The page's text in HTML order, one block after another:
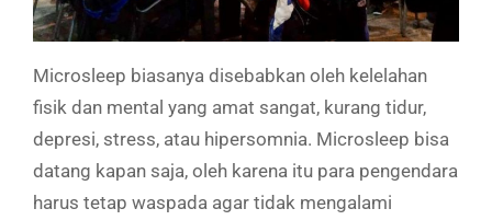
Microsleep biasanya disebabkan oleh kelelahan
fisik dan mental yang amat sangat, kurang tidur,
depresi, stress, atau hipersomnia. Microsleep bisa
datang kapan saja, oleh karena itu para pengendara
harus tetap waspada agar tidak mengalami